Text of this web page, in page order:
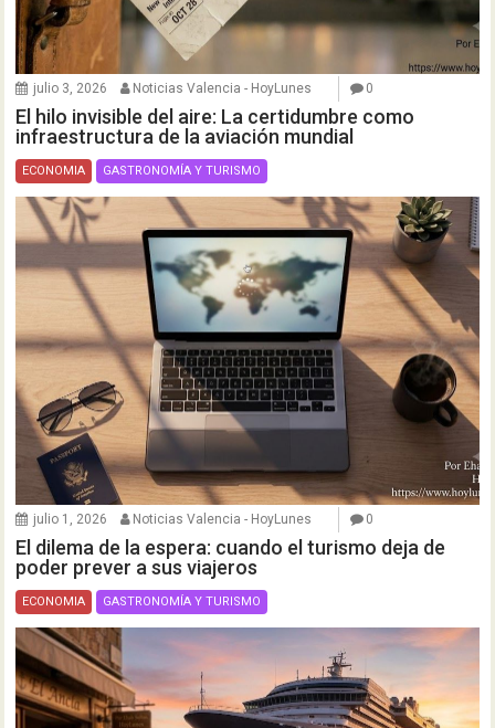
julio 3, 2026 Noticias Valencia - HoyLunes 0
El hilo invisible del aire: La certidumbre como
infraestructura de la aviación mundial
ECONOMIA GASTRONOMÍA Y TURISMO
julio 1, 2026 Noticias Valencia - HoyLunes 0
El dilema de la espera: cuando el turismo deja de
poder prever a sus viajeros
ECONOMIA GASTRONOMÍA Y TURISMO